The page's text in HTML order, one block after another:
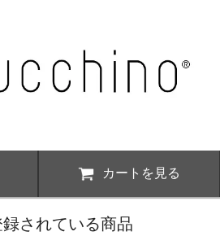
カートを見る
録されている商品